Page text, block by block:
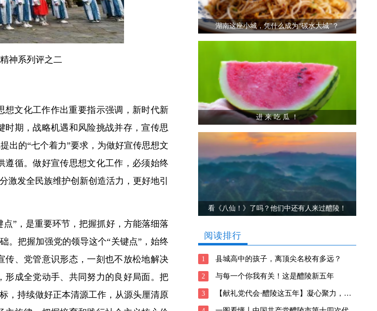
神系列评之二
文化工作作出重要指示强调，新时代新
期，战略机遇和风险挑战并存，宣传思
出的“七个着力”要求，为做好宣传思想文
循。做好宣传思想文化工作，必须始终
激发全民族维护创新创造活力，更好地引
”，是重要环节，把握抓好，方能落细落
。把握加强党的领导这个“关键点”，始终
传、党管意识形态，一刻也不放松地解决
成全党动手、共同努力的良好局面。把
，持续做好正本清源工作，从源头厘清原
湖南这座小城，凭什么成为“碳水大城”？
进 来 吃 瓜 ！
看《八仙！》了吗？他们中还有人来过醴陵！
阅读排行
1 县城高中的孩子，离顶尖名校有多远？
2 与每一个你我有关！这是醴陵新五年
3 【献礼党代会·醴陵这五年】凝心聚力，向善前行！醴陵深耕瓷都新风貌